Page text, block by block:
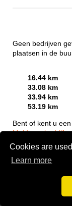
Cookies are
Learn more
Geen bedrijven
plaatsen in de
16.44 km
33.08 km
33.94 km
53.19 km
Bent of kent u
Meld een bedrijf